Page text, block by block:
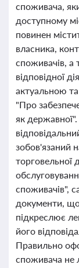
споживача,
доступному
повинен
власника,
споживачів, а
відповідної
актуальною
"Про
як
зобов'язаний
торговельної
споживачів",
документи,
підкреслює
його
Правильно
споживача не